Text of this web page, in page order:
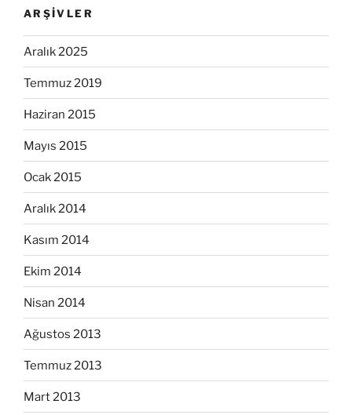
ARŞIVLER
Aralık 2025
Temmuz 2019
Haziran 2015
Mayıs 2015
Ocak 2015
Aralık 2014
Kasım 2014
Ekim 2014
Nisan 2014
Ağustos 2013
Temmuz 2013
Mart 2013